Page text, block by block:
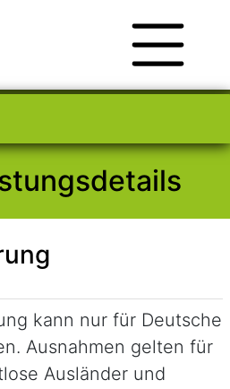
kann nur für Deutsche
Ausnahmen gelten für
Ausländer und